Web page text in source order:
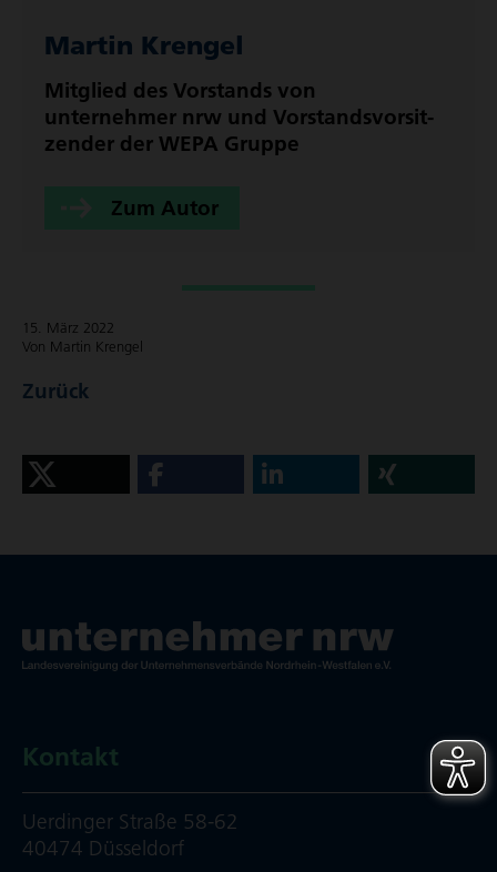
Martin Krengel
Mitglied des Vorstands von
unternehmer nrw und Vorstands­vor­sit­
zender der WEPA Gruppe
Zum Autor
15. März 2022
Von Martin Krengel
Zurück
Kontakt
Uerdinger Straße 58-62
40474 Düsseldorf